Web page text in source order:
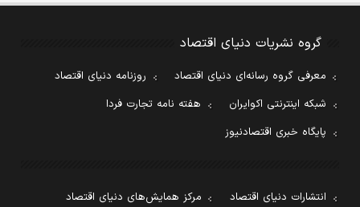
گروه نشریات دنیای اقتصاد
معرفی گروه رسانه‌ای دنیای اقتصاد
روزنامه دنیای اقتصاد
شبکه اینترنتی اکوایران
هفته نامه تجارت فردا
پایگاه خبری اقتصادنیوز
انتشارات دنیای اقتصاد
مرکز همایش‌های دنیای اقتصاد